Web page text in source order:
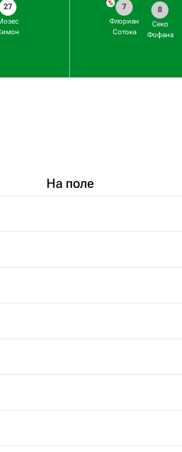
27 8
Секо
Фофана
7
Флориан
Сотока
На поле